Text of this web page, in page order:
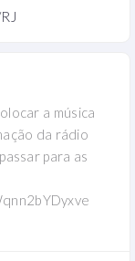
a música
da rádio
para as